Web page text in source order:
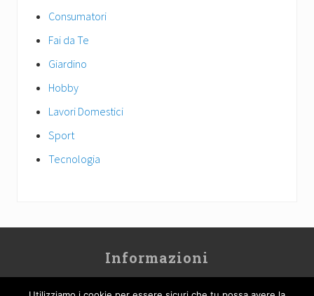
Consumatori
Fai da Te
Giardino
Hobby
Lavori Domestici
Sport
Tecnologia
Footer
Informazioni